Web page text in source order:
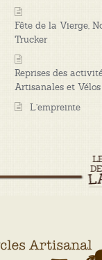
Fête de la Vierge,
Trucker
Reprises des
Artisanales et
L’empreinte